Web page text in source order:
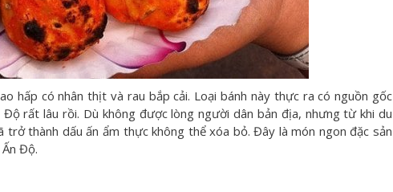
hấp có nhân thịt và rau bắp cải. Loại bánh này thực ra có nguồn gốc
rất lâu rồi. Dù không được lòng người dân bản địa, nhưng từ khi du
trở thành dấu ấn ẩm thực không thể xóa bỏ. Đây là món ngon đặc sản
Độ.